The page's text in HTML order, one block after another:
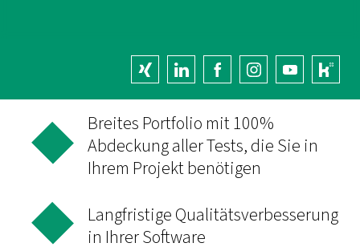
Breites Portfolio mit 100%
Abdeckung aller Tests, die Sie in
Ihrem Projekt benötigen
Langfristige Qualitätsverbesserung
in Ihrer Software